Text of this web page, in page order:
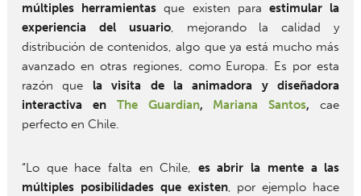
múltiples herramientasque existen para estimular la
experiencia del usuario, mejorando la calidad y
distribución de contenidos, algo que ya está mucho más
avanzado en otras regiones, como Europa. Es por esta
razón que la visita de la animadora y diseñadora
interactiva en The Guardian, Mariana Santos,cae
perfecto en Chile.
“Lo que hace falta en Chile, es abrir la mente a las
múltiples posibilidades que existen, por ejemplo hace